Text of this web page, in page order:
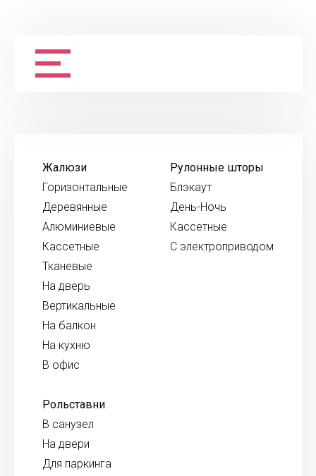
Жалюзи
Горизонтальные
Деревянные
Алюминиевые
Кассетные
Тканевые
На дверь
Вертикальные
На балкон
На кухню
В офис
Рулонные шторы
Блэкаут
День-Ночь
Кассетные
С электроприводом
Рольставни
В санузел
На двери
Для паркинга